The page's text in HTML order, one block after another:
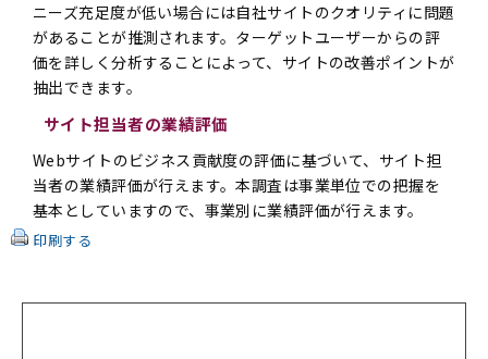
ニーズ充足度が低い場合には自社サイトのクオリティに問題
があることが推測されます。ターゲットユーザーからの評
価を詳しく分析することによって、サイトの改善ポイントが
抽出できます。
サイト担当者の業績評価
Webサイトのビジネス貢献度の評価に基づいて、サイト担
当者の業績評価が行えます。本調査は事業単位での把握を
基本としていますので、事業別に業績評価が行えます。
印刷する